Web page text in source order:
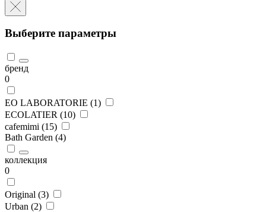
Выберите параметры
бренд
0
EO LABORATORIE (1)
ECOLATIER (10)
cafemimi (15)
Bath Garden (4)
коллекция
0
Original (3)
Urban (2)